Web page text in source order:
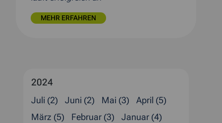
MEHR ERFAHREN
2024
Juli (2) Juni (2) Mai (3)
April (5)
März (5)
Februar (3) Januar (4)